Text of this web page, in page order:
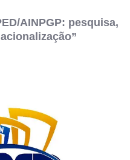
AINPGP: pesquisa,